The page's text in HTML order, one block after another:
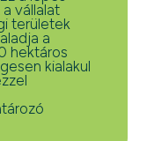
vállalat
területek
a
hektáros
kialakul